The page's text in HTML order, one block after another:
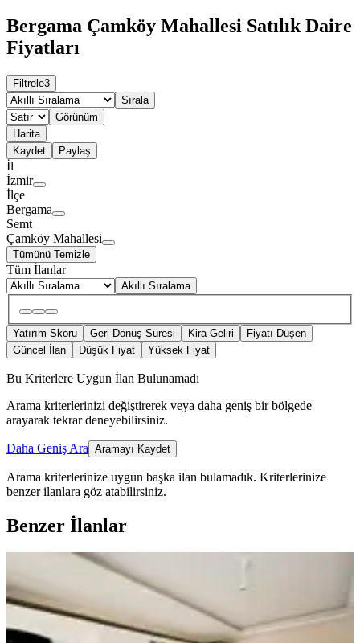
Bergama Çamköy Mahallesi Satılık Daire
Fiyatları
Filtrele3
Sırala
Görünüm
Harita
Kaydet
Paylaş
İl
İzmir
İlçe
Bergama
Semt
Çamköy Mahallesi
Tümünü Temizle
Tüm İlanlar
Akıllı Sıralama
Yatırım Skoru Geri Dönüş Süresi Kira Geliri
Fiyatı Düşen
Güncel İlan
Düşük Fiyat Yüksek Fiyat
Bu Kriterlere Uygun İlan Bulunamadı
Arama kriterlerinizi değiştirerek veya daha geniş bir bölgede
arayarak tekrar deneyebilirsiniz.
Daha Geniş Ara Aramayı Kaydet
Arama kriterlerinize uygun başka ilan bulamadık. Kriterlerinize
benzer ilanlara göz atabilirsiniz.
Benzer İlanlar
ÖNE ÇIKAN
Mega Gayrimenkulden Fatih Mah
Satılık 3+1 Sıfır Daire
Bergama, Fatih Mahallesi